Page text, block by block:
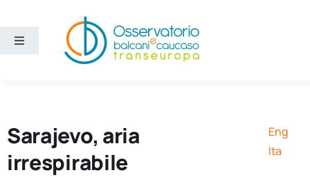
contenuto
Toggle
Ricerca e divulgazione
Sarajevo, aria
irrespirabile
Eng
Ita